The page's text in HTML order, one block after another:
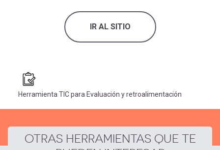
IR AL SITIO
Herramienta TIC para Evaluación y retroalimentación
OTRAS HERRAMIENTAS QUE TE